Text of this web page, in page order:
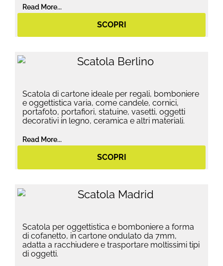
Read More...
SCOPRI
Scatola di cartone ideale per regali, bomboniere
e oggettistica varia, come candele, cornici,
portafoto, portafiori, statuine, vasetti, oggetti
decorativi in legno, ceramica e altri materiali.
Read More...
SCOPRI
Scatola per oggettistica e bomboniere a forma
di cofanetto, in cartone ondulato da 7mm,
adatta a racchiudere e trasportare moltissimi tipi
di oggetti.